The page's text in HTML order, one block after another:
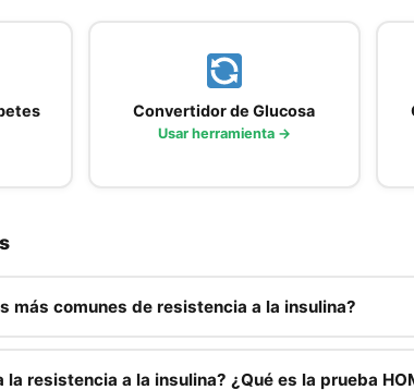
Convertidor de Glucosa
Usar herramienta →
más comunes de resistencia a la insulina?
la barriga),fatiga después de las comidas ,antojos
resistencia a la insulina? ¿Qué es la prueba